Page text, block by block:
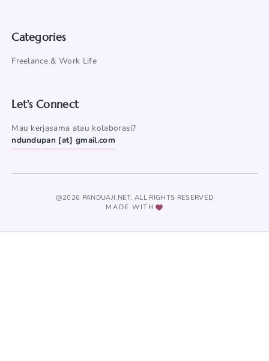
Categories
Freelance & Work Life
Let's Connect
Mau kerjasama atau kolaborasi?
ndundupan [at] gmail.com
@2026 PANDUAJI.NET. ALL RIGHTS RESERVED
MADE WITH